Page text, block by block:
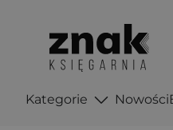
Kategorie Nowości